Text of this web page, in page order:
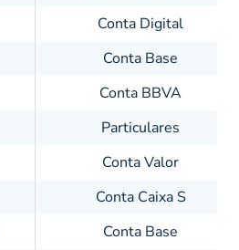
Conta Digital
Conta Base
Conta BBVA
Particulares
Conta Valor
Conta Caixa S
Conta Base